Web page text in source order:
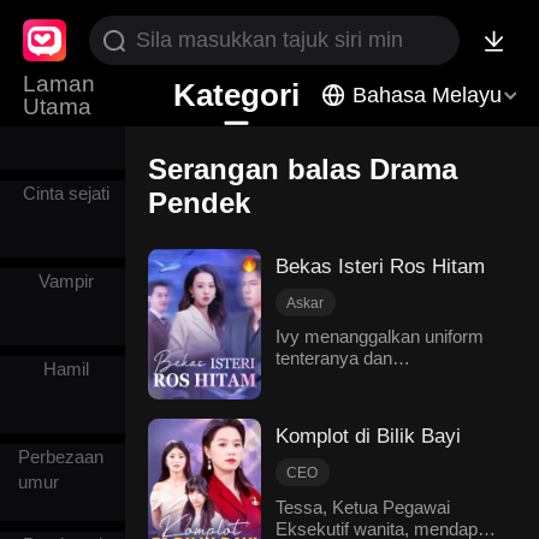
Laman
Utama
Kategori Bahasa Melayu
Setiausaha
Putera
Cinta sejati
Vampir
Hamil
Perbezaan
umur
Serangan balas Drama
Pendek
Bekas Isteri Ros Hitam
Askar
Watak utama wanita
Identiti tersembunyi
Keluarga
Moden romantik
Ivy menanggalkan uniform
tenteranya dan
tekun membantu
menguruskan syarikat
suaminya. Namun, yang dia
sinis daripadanya dan
ejekan daripada rakan-
Komplot di Bilik Bayi
CEO
Watak utama wanita
Serangan balas
Penipu
Tessa, Ketua Pegawai
Eksekutif wanita, mendapati